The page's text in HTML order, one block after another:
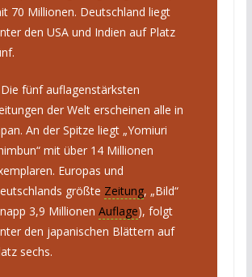
70 Millionen. Deutschland liegt
den USA und Indien auf Platz
fünf auflagenstärksten
der Welt erscheinen alle in
An der Spitze liegt „Yomiuri
mit über 14 Millionen
Europas und
größte Zeitung, „Bild“
3,9 Millionen Auflage), folgt
den japanischen Blättern auf
sechs.